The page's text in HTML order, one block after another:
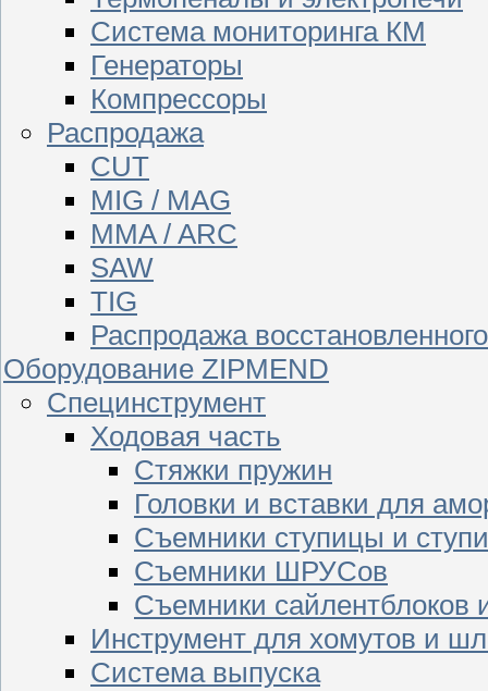
Система мониторинга КМ
Генераторы
Компрессоры
Распродажа
CUT
MIG / MAG
MMA / ARC
SAW
TIG
Распродажа
Оборудование ZIPMEND
Специнструмент
Ходовая часть
Стяжки пружин
Головки и вставки для
Съемники ступицы и
Съемники ШРУСов
Съемники сайлентблоков
Инструмент для хомутов и
Система выпуска